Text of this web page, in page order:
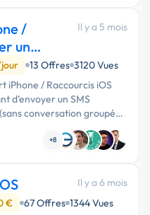
/
un
Il y a 5 mois
13 Offres 3120 Vues
/ Raccourcis iOS
d’envoyer un SMS
conversation groupée).
/ MMS à plusieurs …
+8
Il y a 6 mois
€ 67 Offres 1344 Vues